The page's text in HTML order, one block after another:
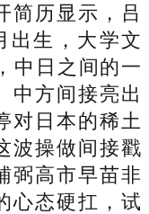
简历显示，吕
出生，大学文
中日之间的一
中方间接亮出
对日本的稀土
波操做间接戳
弼高市早苗非
心态硬扛，试